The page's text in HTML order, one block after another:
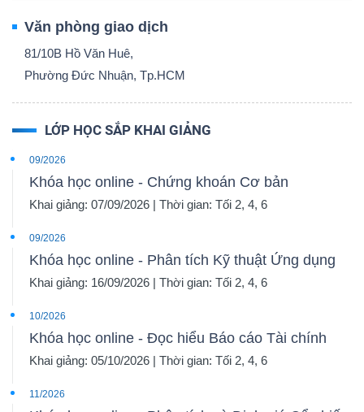
Văn phòng giao dịch
81/10B Hồ Văn Huê,
Phường Đức Nhuận, Tp.HCM
LỚP HỌC SẮP KHAI GIẢNG
09/2026
Khóa học online - Chứng khoán Cơ bản
Khai giảng: 07/09/2026 | Thời gian: Tối 2, 4, 6
09/2026
Khóa học online - Phân tích Kỹ thuật Ứng dụng
Khai giảng: 16/09/2026 | Thời gian: Tối 2, 4, 6
10/2026
Khóa học online - Đọc hiểu Báo cáo Tài chính
Khai giảng: 05/10/2026 | Thời gian: Tối 2, 4, 6
11/2026